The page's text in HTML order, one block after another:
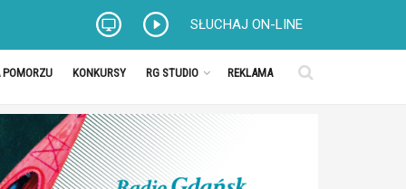
SŁUCHAJ ON-LINE
KONKURSY RG STUDIO REKLAMA